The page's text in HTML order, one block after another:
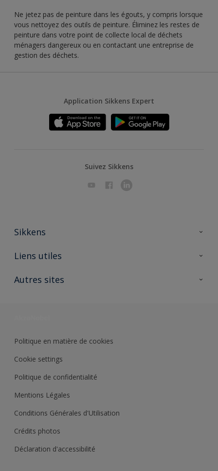
Ne jetez pas de peinture dans les égouts, y compris lorsque
vous nettoyez des outils de peinture. Éliminez les restes de
peinture dans votre point de collecte local de déchets
ménagers dangereux ou en contactant une entreprise de
gestion des déchets.
Application Sikkens Expert
Suivez Sikkens
Sikkens
A propos de Sikkens
Liens utiles
Ouvrir un magasin PASS
Autres sites
Politique en matière de cookies
Cookie settings
Politique de confidentialité
Mentions Légales
Conditions Générales d'Utilisation
Crédits photos
Déclaration d'accessibilité